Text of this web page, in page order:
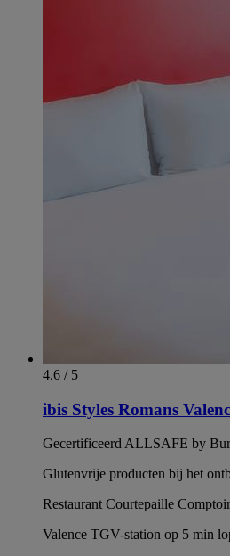
4.6 / 5
ibis Styles Romans
Gecertificeerd ALLSAFE by
Glutenvrije producten bij het
Restaurant Courtepaille Comptoir
Valence TGV-station op 5 min